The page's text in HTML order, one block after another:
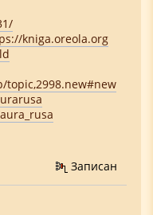
kniga.oreola.org
Записан